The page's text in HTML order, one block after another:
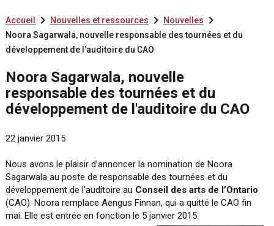
Accueil  Nouvelles et ressources Nouvelles
Noora Sagarwala, nouvelle responsable des tournées et du
développement de l'auditoire du CAO
Noora Sagarwala, nouvelle
responsable des tournées et du
développement de l'auditoire du CAO
22 janvier 2015
Nous avons le plaisir d’annoncer la nomination de Noora
Sagarwala au poste de responsable des tournées et du
développement de l'auditoire au Conseil des arts de l’Ontario
(CAO). Noora remplace Aengus Finnan, qui a quitté le CAO fin
mai. Elle est entrée en fonction le 5 janvier 2015.